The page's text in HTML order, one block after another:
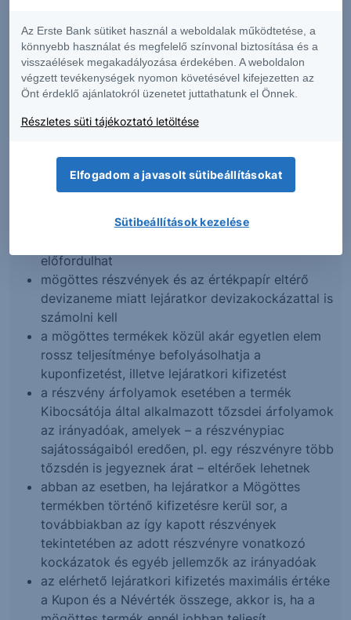
az értékpapírra az angol jog rendelkezései az
irányadók
a lejáratkori érték kifizetéséért az Értékpapír
Kibocsátója, a BNP Paribas Issuance B.V. vállal
úgy a lejáratkori érték kifizetése kétséges
lehetséges; az így leszállított részvények aktuális
OTP & Erste EUR 25-29 Névértékénél,
előfordulhat
mögöttes részvények és az értékpapír eltérő
devizaneme miatt lejáratkor devizakockázattal is
számolni kell
a mögöttes termékek közül akár egyetlen elem
rossz teljesítménye befolyásolhatja a
kuponfizetést, illetve lejáratkori kifizetést
a részvény árfolyamok esetében a termék
Kibocsátója által alkalmazott tőzsdei árfolyamok
az irányadóak, amelyek – a részvénypiac
sajátosságaiból eredően, pl. egy részvényre több
tőzsdén is jegyeznek árat – eltérőek lehetnek
abban az esetben, ha lejáratkor a Mögöttes
termékben történő kifizetésre kerül sor, a
továbbiakban az így kapott részvények
tekintetében az adott részvényre vonatkozó
kockázatok és egyéb jellemzők az irányadóak
az elérhető lejáratkori kifizetés maximális értéke
a Kupon és a Névérték összege, akkor is, ha a
Az Erste Bank sütiket használ a weboldalak működtetése, a
könnyebb használat és megfelelő színvonal biztosítása és a
visszaélések megakadályozása érdekében. A weboldalon
végzett tevékenységek nyomon követésével kifejezetten az
Önt érdeklő ajánlatokról üzenetet juttathatunk el Önnek.
Részletes süti tájékoztató letöltése
Elfogadom a javasolt sütibeállításokat
Sütibeállítások kezelése